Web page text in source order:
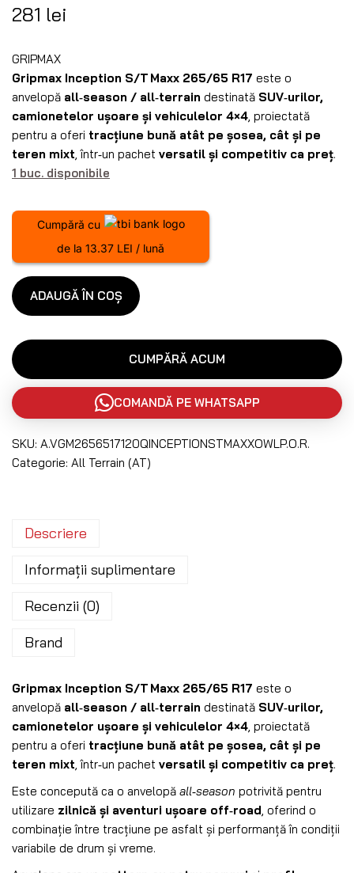
281 lei
GRIPMAX
Gripmax Inception S/T Maxx 265/65 R17 este o
anvelopă all‑season / all‑terrain destinată SUV‑urilor,
camionetelor ușoare și vehiculelor 4×4 , proiectată
pentru a oferi tracțiune bună atât pe șosea, cât și pe
teren mixt , într‑un pachet versatil și competitiv ca preț.
1 buc. disponibile
Cumpără cu
de la 13.37 LEI / lună
ADAUGĂ ÎN COȘ
CUMPĂRĂ ACUM
COMANDĂ PE WHATSAPP
SKU: A.VGM2656517120QINCEPTIONSTMAXXOWLP.O.R.
Categorie: All Terrain (AT)
Descriere
Informații suplimentare
Recenzii (0)
Brand
Gripmax Inception S/T Maxx 265/65 R17 este o
anvelopă all‑season / all‑terrain destinată SUV‑urilor,
camionetelor ușoare și vehiculelor 4×4 , proiectată
pentru a oferi tracțiune bună atât pe șosea, cât și pe
teren mixt , într‑un pachet versatil și competitiv ca preț.
Este concepută ca o anvelopă all‑season potrivită pentru
utilizare zilnică și aventuri ușoare off‑road , oferind o
combinație între tracțiune pe asfalt și performanță în condiții
variabile de drum și vreme.